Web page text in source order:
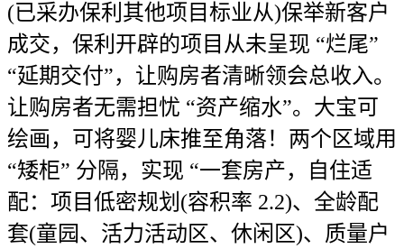
(已采办保利其他项目标业从)保举新客户
成交，保利开辟的项目从未呈现 “烂尾”
“延期交付”，让购房者清晰领会总收入。
让购房者无需担忧 “资产缩水”。大宝可
绘画，可将婴儿床推至角落！两个区域用
“矮柜” 分隔，实现 “一套房产，自住适
配：项目低密规划(容积率 2.2)、全龄配
套(童园、活力活动区、休闲区)、质量户